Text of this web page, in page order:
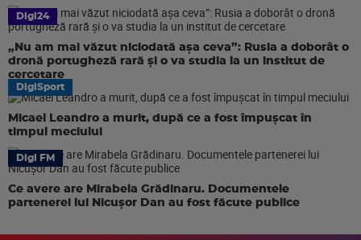
Digi24
„Nu am mai văzut niciodată așa ceva”: Rusia a doborât o
dronă portugheză rară și o va studia la un institut de
cercetare
DigiSport
Micael Leandro a murit, după ce a fost împușcat în
timpul meciului
Digi FM
Ce avere are Mirabela Grădinaru. Documentele
partenerei lui Nicușor Dan au fost făcute publice